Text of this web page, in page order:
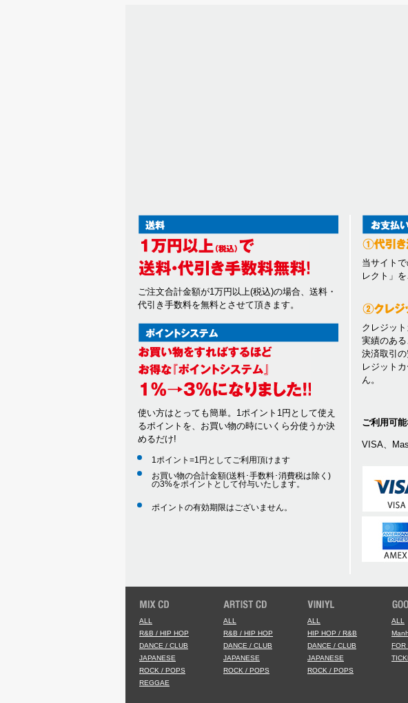
ご注文合計金額が1万円以上(税込)の場合、送料・
代引き手数料を無料とさせて頂きます。
使い方はとっても簡単。1ポイント1円として使え
るポイントを、お買い物の時にいくら分使うか決
めるだけ!
1ポイント=1円としてご利用頂けます
お買い物の合計金額(送料･手数料･消費税は除く)
の3%をポイントとして付与いたします。
ポイントの有効期限はございません。
当サイト
レクト」を
クレジッ
実績のある
決済取引
レジット
ん。
ご利用可
VISA、
ALL
R&B / HIP HOP
DANCE / CLUB
JAPANESE
ROCK / POPS
REGGAE
ALL
R&B / HIP HOP
DANCE / CLUB
JAPANESE
ROCK / POPS
ALL
HIP HOP / R&B
DANCE / CLUB
JAPANESE
ROCK / POPS
ALL
FOR